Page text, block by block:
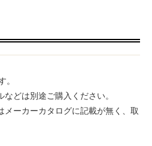
。
どは別途ご購入ください。
メーカーカタログに記載が無く、取